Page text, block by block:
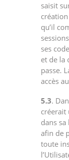
saisit
qu’il
ses
et de la
passe.
accès
5.3.
créerait
dans sa
afin de
toute